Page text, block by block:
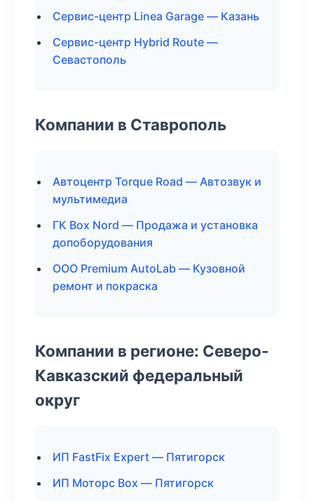
Сервис-центр Linea Garage — Казань
Сервис-центр Hybrid Route —
Севастополь
Компании в Ставрополь
Автоцентр Torque Road — Автозвук и
мультимедиа
ГК Box Nord — Продажа и установка
допоборудования
ООО Premium AutoLab — Кузовной
ремонт и покраска
Компании в регионе: Северо-
Кавказский федеральный
округ
ИП FastFix Expert — Пятигорск
ИП Моторс Box — Пятигорск